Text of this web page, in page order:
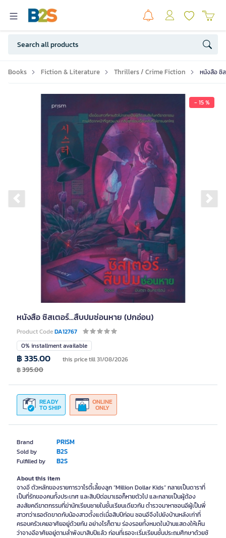
Books Fiction & Literature Thrillers / Crime Fiction หนังสือ ซิ
- 15 %
Previous slide
หนังสือ ซิสเตอร์...สืบปมซ่อนหาย (ปกอ่อน)
Product CodeDA12767
Brand PRISM
Sold by B2S
Fulfilled by B2S
0% installment available
READY
TO SHIP
ONLINE
ONLY
฿ 335.00 this price till 31/08/2026
฿395.00
About this item
จางอี ตัวหลักของรายการวาไรตี้เลี้ยงลูก “Million Dollar Kids” กลายเป็นดาราที่
เป็นที่รักของคนทั้งประเทศ และสิบปีต่อมาเธอก็หายตัวไป และกลายเป็นผู้ต้อง
สงสัยคดีฆาตกรรมที่ฆ่านักเรียนชายในชั้นเรียนเดียวกัน ตำรวจมาหาซอนอีผู้เป็นพี่
สาวทว่าเธอตัดขาดกับน้องสาวตั้งแต่เมื่อสิบปีก่อน ซอนอีจึงไปยังบ้านหลังเก่าที่
ครอบครัวเคยอาศัยอยู่ด้วยกัน อย่างไรก็ตาม ร่องรอยทั้งหมดในบ้านแสดงให้เห็น
ว่าจางอีอาศัยอยู่ตามลำพังมาสิบปีแล้ว ก่อนที่เธอจะเริ่มเรียนชั้นประถมศึกษาด้วยซ้